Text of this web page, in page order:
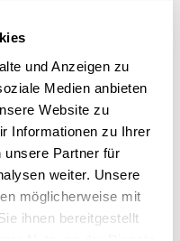
und Anzeigen zu
Medien anbieten
Website zu
Informationen zu Ihrer
unsere Partner für
weiter. Unsere
möglicherweise mit
ihnen bereitgestellt
werden, dass
an die Nerven gehen.
zu entwerfen, die ...